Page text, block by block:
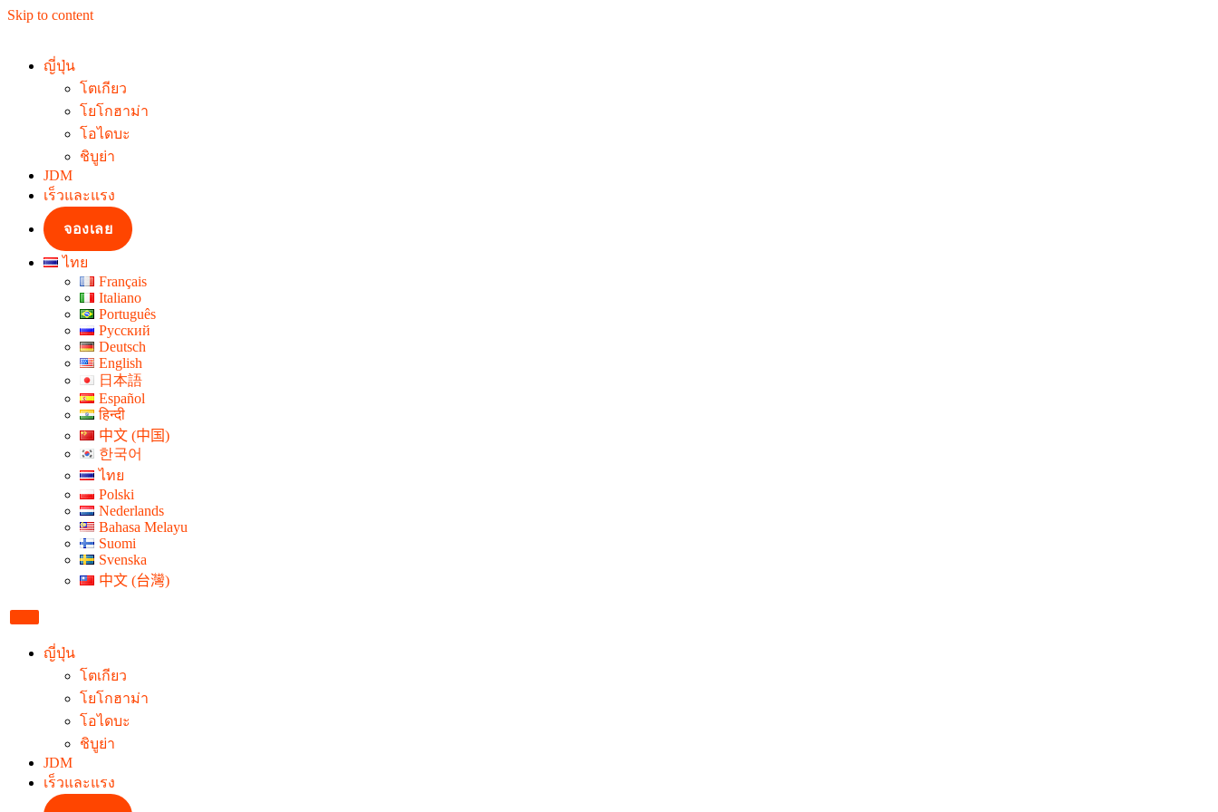
Skip to content
ญี่ปุ่น
โตเกียว
โยโกฮาม่า
โอไดบะ
ชิบูย่า
JDM
เร็วและแรง
จองเลย
ไทย
Français
Italiano
Português
Русский
Deutsch
English
日本語
Español
हिन्दी
中文 (中国)
한국어
ไทย
Polski
Nederlands
Bahasa Melayu
Suomi
Svenska
中文 (台灣)
ญี่ปุ่น
โตเกียว
โยโกฮาม่า
โอไดบะ
ชิบูย่า
JDM
เร็วและแรง